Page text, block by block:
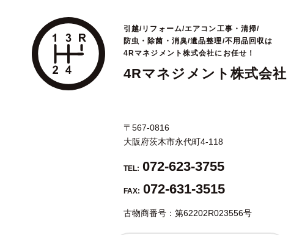
引越/リフォーム/エアコン工事・清掃/
防虫・除菌・消臭/遺品整理/不用品回収は
4Rマネジメント株式会社にお任せ！
4Rマネジメント株式会社
〒567-0816
大阪府茨木市永代町4-118
TEL: 072-623-3755
FAX: 072-631-3515
古物商番号：第62202R023556号